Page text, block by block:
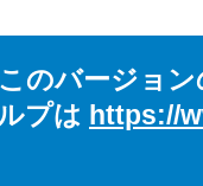
このバージョ
プは https://